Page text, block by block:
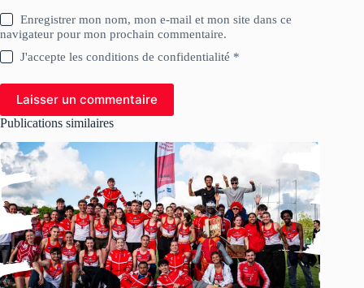
Enregistrer mon nom, mon e-mail et mon site dans ce
navigateur pour mon prochain commentaire.
J'accepte les conditions de confidentialité *
Laisser un commentaire
Publications similaires